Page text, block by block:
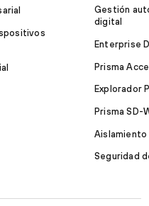
Gestión
digital
Enterprise
Prisma
Explorador
Prisma SD-
Seguridad